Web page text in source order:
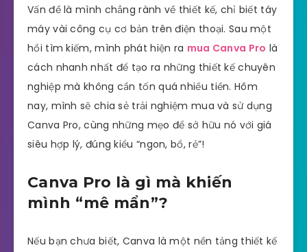
Vấn đề là mình chẳng rành về thiết kế, chỉ biết táy
máy vài công cụ cơ bản trên điện thoại. Sau một
hồi tìm kiếm, mình phát hiện ra mua Canva Pro là
cách nhanh nhất để tạo ra những thiết kế chuyên
nghiệp mà không cần tốn quá nhiều tiền. Hôm
nay, mình sẽ chia sẻ trải nghiệm mua và sử dụng
Canva Pro, cùng những mẹo để sở hữu nó với giá
siêu hợp lý, đúng kiểu “ngon, bổ, rẻ”!
Canva Pro là gì mà khiến
mình “mê mẩn”?
Nếu bạn chưa biết, Canva là một nền tảng thiết kế